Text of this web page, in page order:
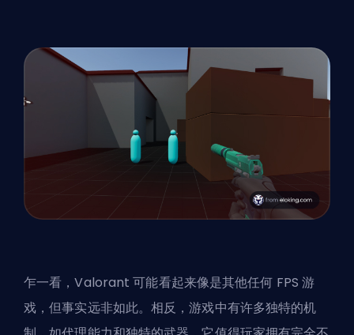
乍一看，Valorant 可能看起来像是其他任何 FPS 游
戏，但事实远非如此。相反，游戏中有许多独特的机